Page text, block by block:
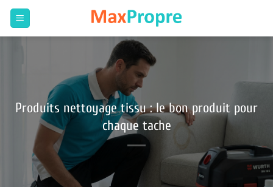
Passer
contenu
Produits nettoyage tissu : le bon produit pour
chaque tache